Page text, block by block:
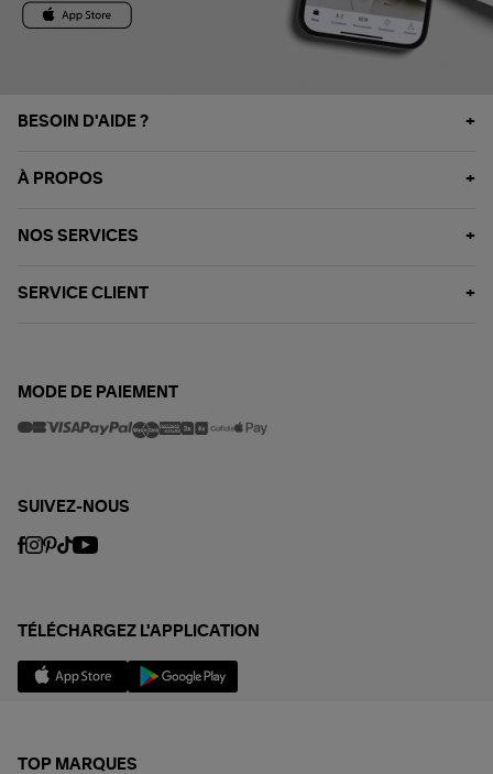
BESOIN D'AIDE ?
À PROPOS
NOS SERVICES
SERVICE CLIENT
MODE DE PAIEMENT
SUIVEZ-NOUS
TÉLÉCHARGEZ L'APPLICATION
TOP MARQUES